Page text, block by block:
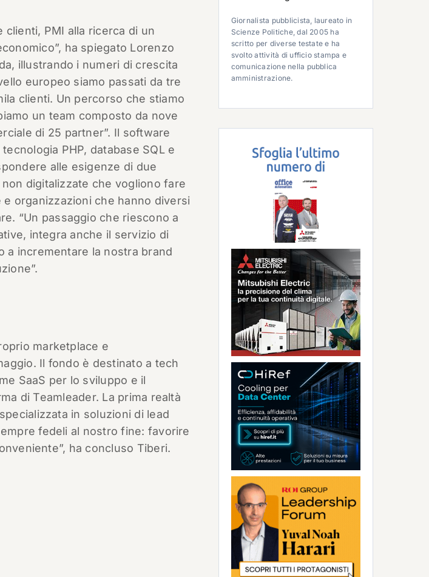
clienti, PMI alla ricerca di un
ha spiegato Lorenzo
illustrando i numeri di crescita
europeo siamo passati da tre
clienti. Un percorso che stiamo
un team composto da nove
di 25 partner”. Il software
PHP, database SQL e
alle esigenze di due
digitalizzate che vogliono fare
organizzazioni che hanno diversi
“Un passaggio che riescono a
integra anche il servizio di
a incrementare la nostra brand
marketplace e
Il fondo è destinato a tech
SaaS per lo sviluppo e il
di Teamleader. La prima realtà
in soluzioni di lead
fedeli al nostro fine: favorire
ha concluso Tiberi.
Giornalista pubblicista, laureato in
Scienze Politiche, dal 2005 ha
scritto per diverse testate e ha
svolto attività di ufficio stampa e
comunicazione nella pubblica
amministrazione.